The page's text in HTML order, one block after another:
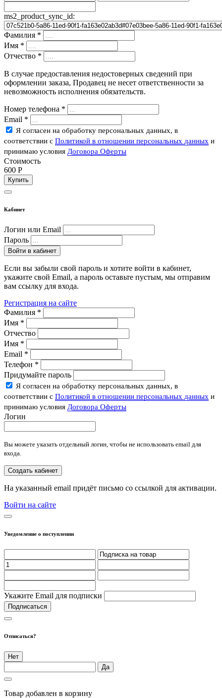
ms2_product_sync_id:
Фамилия *
Имя *
Отчество *
В случае предоставления недостоверных сведений при
оформлении заказа, Продавец не несет ответственности за
невозможность исполнения обязательств.
Номер телефона *
Email *
Я согласен на обработку персональных данных, в
соответствии с Политикой в отношении персональных данных и
принимаю условия Договора Оферты
Стоимость
600 P
Купить
Кабинет
Логин или Email
Пароль
Войти в кабинет
Если вы забыли свой пароль и хотите войти в кабинет,
укажите свой Email, а пароль оставьте пустым, мы отправим
вам ссылку для входа.
Регистрация на сайте
Фамилия *
Имя *
Отчество
Имя *
Email *
Телефон *
Придумайте пароль
Я согласен на обработку персональных данных, в
соответствии с Политикой в отношении персональных данных и
принимаю условия Договора Оферты
Логин
Вы можете указать отдельный логин, чтобы не использовать email для
входа.
Создать кабинет
На указанный email придёт письмо со ссылкой для активации.
Войти на сайте
Уведомление о поступлении
Укажите Email для подписки
Подписаться
Отписаться?
Нет
Да
Товар добавлен в корзину